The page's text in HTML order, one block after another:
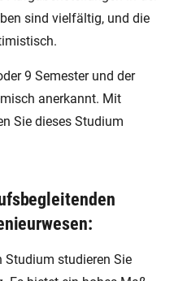
sind vielfältig, und die
9 Semester und der
anerkannt. Mit
Sie dieses Studium
Studium studieren Sie